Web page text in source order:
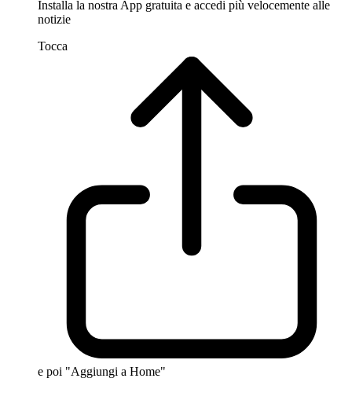
Installa la nostra App gratuita e accedi più velocemente alle
notizie
Tocca
e poi "Aggiungi a Home"